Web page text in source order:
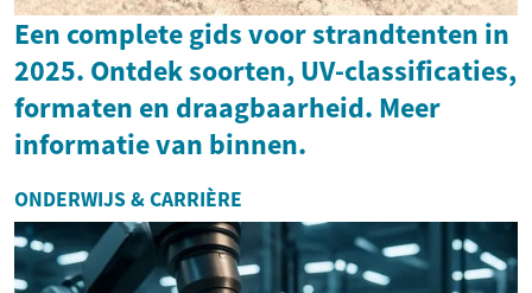
Een complete gids voor strandtenten in
2025. Ontdek soorten, UV-classificaties,
formaten en draagbaarheid. Meer
informatie van binnen.
ONDERWIJS & CARRIÈRE